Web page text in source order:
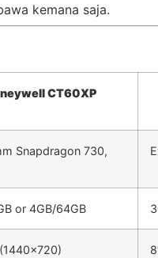
kemana saja.
CT60XP
Snapdragon 730,
or 4GB/64GB